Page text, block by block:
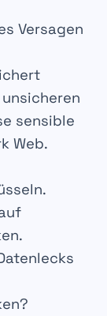
Versagen
unsicheren
sensible
Web.